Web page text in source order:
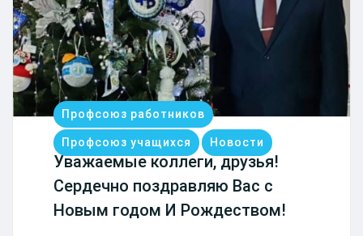
Профсоюз работников
Профсоюз учащихся Новости
Уважаемые коллеги, друзья!
Сердечно поздравляю Вас с
Новым годом И Рождеством!